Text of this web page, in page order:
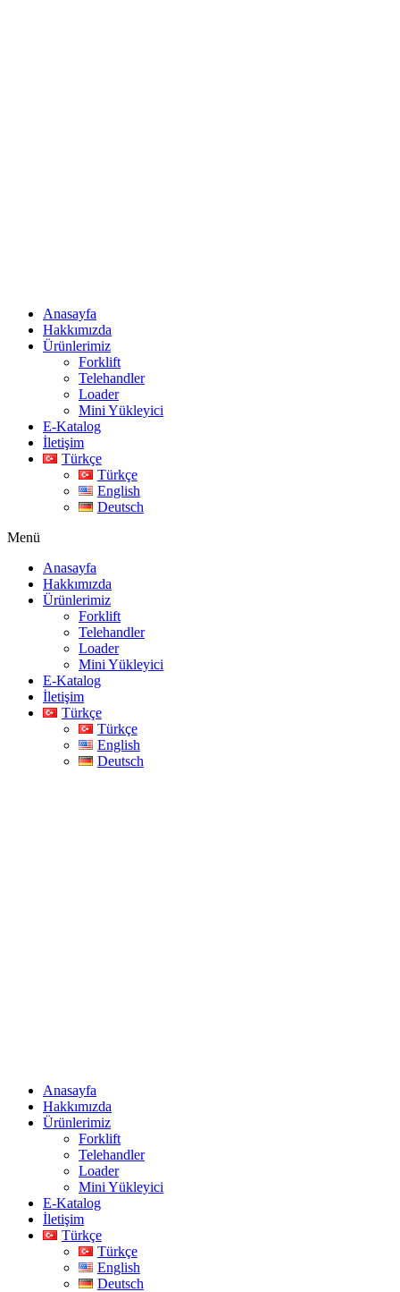
Anasayfa
Hakkımızda
Ürünlerimiz
Forklift
Telehandler
Loader
Mini Yükleyici
E-Katalog
İletişim
Türkçe
Türkçe
English
Deutsch
Menü
Anasayfa
Hakkımızda
Ürünlerimiz
Forklift
Telehandler
Loader
Mini Yükleyici
E-Katalog
İletişim
Türkçe
Türkçe
English
Deutsch
Anasayfa
Hakkımızda
Ürünlerimiz
Forklift
Telehandler
Loader
Mini Yükleyici
E-Katalog
İletişim
Türkçe
Türkçe
English
Deutsch